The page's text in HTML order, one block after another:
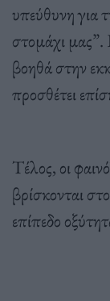
υπεύθυνη για
στομάχι
βοηθά στην
προσθέτει
Τέλος, οι
βρίσκονται
επίπεδο